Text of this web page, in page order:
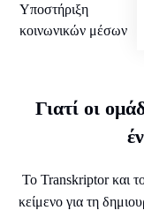
Υποστήριξη
κοινωνικών μέσων
Γιατί οι
Το Transkriptor και
κείμενο για τη